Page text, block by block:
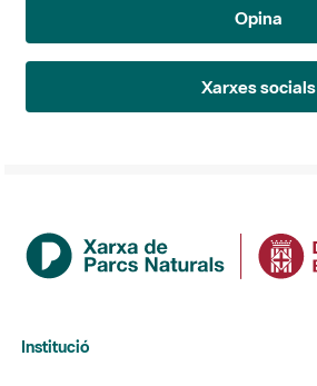
Opina
Xarxes socials
Institució